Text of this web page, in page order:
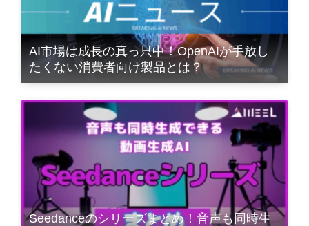
AI市場は成長の真っ只中！OpenAIが手放し
たくない消費者向け製品とは？
Seedanceのシリーズまとめ！音声も同時生